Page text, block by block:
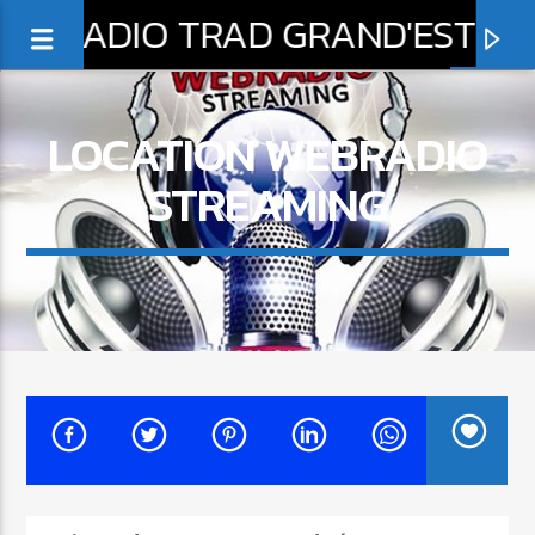
RADIO TRAD GRAND'EST
0:00
EN CE MOMENT
BRANSLE DES MURCNES
LOCATION WEBRADIO
STREAMING